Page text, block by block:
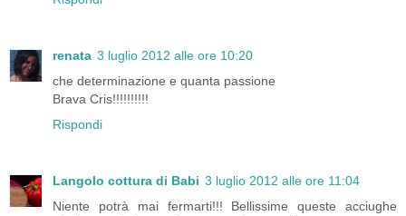
renata 3 luglio 2012 alle ore 10:20
che determinazione e quanta passione
Brava Cris!!!!!!!!!!
Rispondi
Langolo cottura di Babi 3 luglio 2012 alle ore 11:04
Niente potrà mai fermarti!!! Bellissime queste acciughe